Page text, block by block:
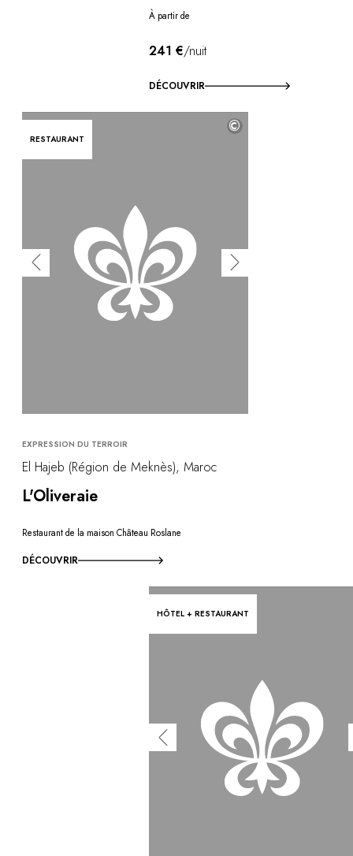
À partir de
241 €/nuit
DÉCOUVRIR
RESTAURANT
©
EXPRESSION DU TERROIR
El Hajeb (Région de Meknès), Maroc
L'Oliveraie
Restaurant de la maison Château Roslane
DÉCOUVRIR
HÔTEL + RESTAURANT